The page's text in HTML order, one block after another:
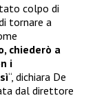
colpo di
tornare a
chiederò a
i
“, dichiara De
dal direttore